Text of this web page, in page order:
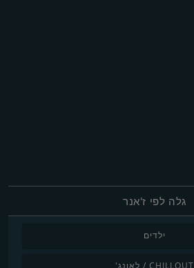
גלה לפי ז'אנר
ילדים
CHILLOUT / לאונג'